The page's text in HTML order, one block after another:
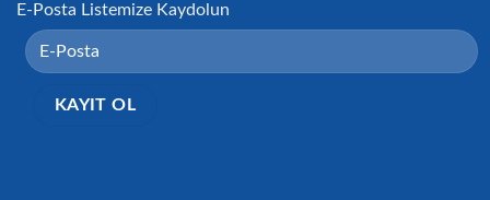
E-Posta Listemize Kaydolun